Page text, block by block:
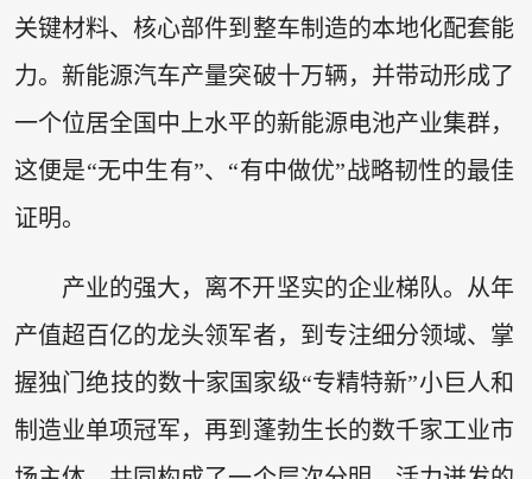
关键材料、核心部件到整车制造的本地化配套能
力。新能源汽车产量突破十万辆，并带动形成了
一个位居全国中上水平的新能源电池产业集群，
这便是“无中生有”、“有中做优”战略韧性的最佳
证明。
产业的强大，离不开坚实的企业梯队。从年
产值超百亿的龙头领军者，到专注细分领域、掌
握独门绝技的数十家国家级“专精特新”小巨人和
制造业单项冠军，再到蓬勃生长的数千家工业市